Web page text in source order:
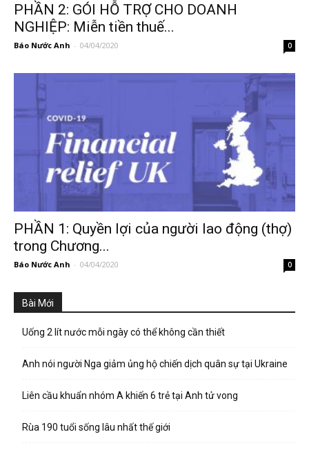
PHẦN 2: GÓI HỖ TRỢ CHO DOANH
NGHIỆP: Miễn tiền thuế...
Báo Nước Anh - 04/04/2020 0
PHẦN 1: Quyền lợi của người lao động (thợ)
trong Chương...
Báo Nước Anh - 04/04/2020 0
Bài Mới
Uống 2 lít nước mỗi ngày có thể không cần thiết
Anh nói người Nga giảm ủng hộ chiến dịch quân sự tại Ukraine
Liên cầu khuẩn nhóm A khiến 6 trẻ tại Anh tử vong
Rùa 190 tuổi sống lâu nhất thế giới